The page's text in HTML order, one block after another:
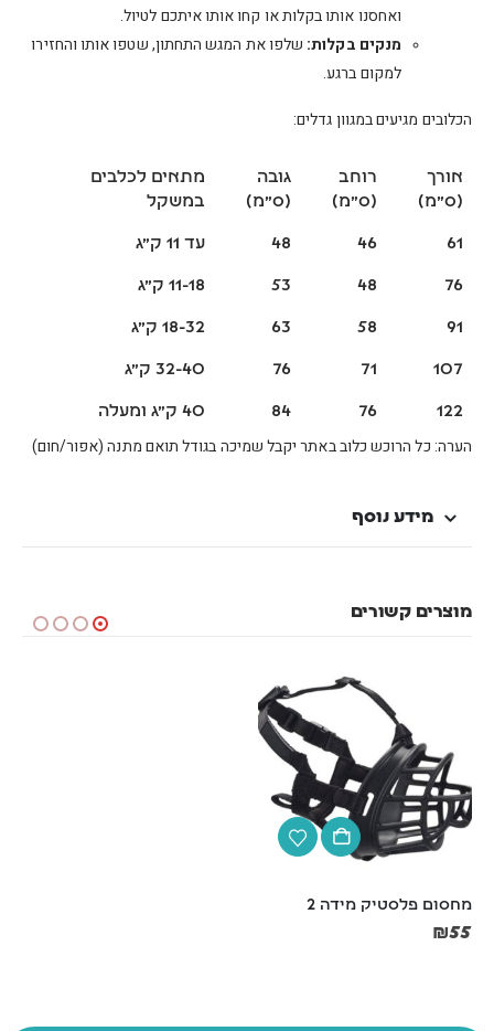
ואחסנו אותו בקלות או קחו אותו איתכם לטיול.
מנקים בקלות: שלפו את המגש התחתון, שטפו אותו והחזירו
למקום ברגע.
הכלובים מגיעים במגוון גדלים:
אורך
(ס"מ)
רוחב
(ס"מ)
גובה
(ס"מ)
מתאים לכלבים
במשקל
61
46
48 עד 11 ק"ג
76
48
53 11-18 ק"ג
91
58
63 18-32 ק"ג
107
71
76 32-40 ק"ג
122
76
84 40 ק"ג ומעלה
הערה: כל הרוכש כלוב באתר יקבל שמיכה בגודל תואם מתנה (אפור/חום)
מידע נוסף
מוצרים קשורים
מחסום פלסטיק מידה 2
₪55